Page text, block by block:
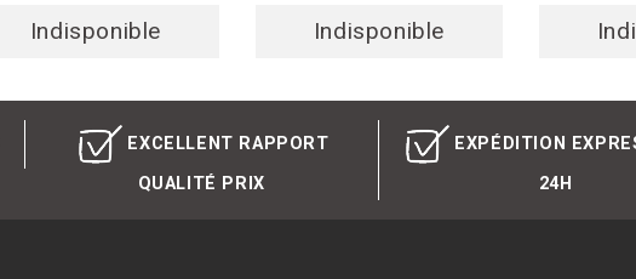
Indisponible Indisponible
EXCELLENT RAPPORT
QUALITÉ PRIX
EXPÉDITION
24H